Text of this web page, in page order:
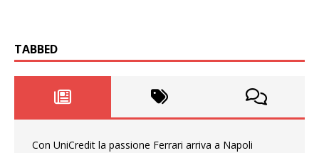
TABBED
Con UniCredit la passione Ferrari arriva a Napoli